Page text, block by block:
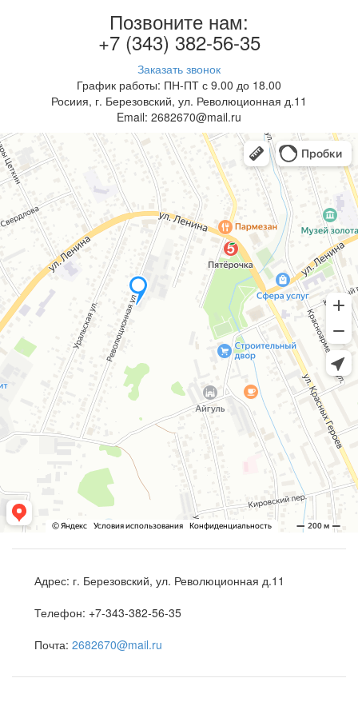
Позвоните нам:
+7 (343) 382-56-35
Заказать звонок
График работы: ПН-ПТ с 9.00 до 18.00
Росиия, г. Березовский, ул. Революционная д.11
Email: 2682670@mail.ru
Адрес: г. Березовский, ул. Революционная д.11
Телефон: +7-343-382-56-35
Почта: 2682670@mail.ru